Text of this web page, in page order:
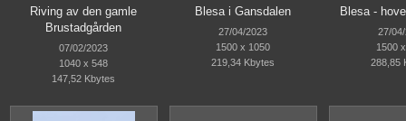
Riving av den gamle
Brustadgården
07/02/2023
1040 x 548
147,52 Kbytes
Blesa i Gansdalen
27/04/2023
1500 x 1050
219,34 Kbytes
Blesa -
27/
1500
288,85